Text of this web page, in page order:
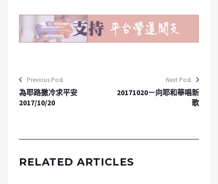
Previous Post
為耶路撒冷求平安
2017/10/20
Next Post
20171020－向耶和華唱新
歌
RELATED ARTICLES